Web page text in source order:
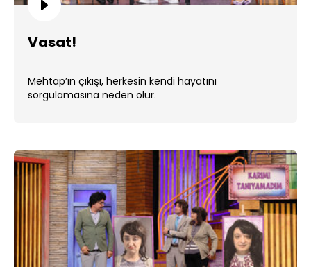
Vasat!
Mehtap’ın çıkışı, herkesin kendi hayatını
sorgulamasına neden olur.